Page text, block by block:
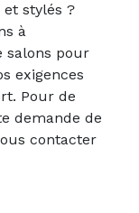
stylés ?
à
salons pour
exigences
Pour de
demande de
contacter